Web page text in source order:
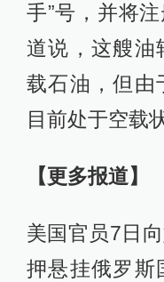
手”号，并将
道说，这艘油
载石油，但由
目前处于空载
【更多报道】
美国官员7日
押悬挂俄罗斯